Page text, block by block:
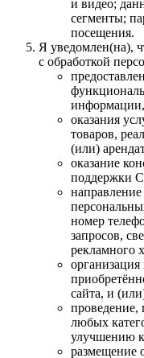
и видео;
сегменты;
посещения.
Я уведомлен(на),
с обработкой
оказания
товаров,
(или)
оказание
поддержки
номер
запросов,
рекламного
организация
сайта, и
проведение,
любых
улучшению
размещение